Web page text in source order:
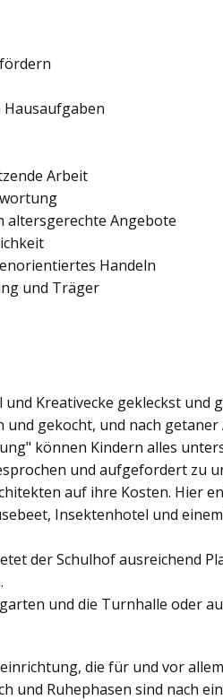
Arbeit
altersgerechte Angebote
Handeln
und Träger
und Kreativecke gekleckst und
und gekocht, und nach
können Kindern alles
und aufgefordert zu
auf ihre Kosten. Hier
Insektenhotel und
derSchulhofausreichend
und die Turnhalle oder
die für und vor
und Ruhephasen sind nach